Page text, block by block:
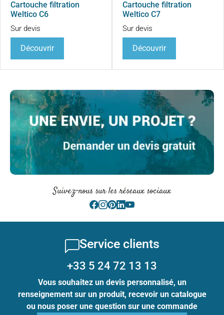
Cartouche filtration
Weltico C6
Sur devis
Découvrir
Cartouche filtration
Weltico C7
Sur devis
Découvrir
Suivez-nous sur les réseaux sociaux
Service clients
+33 5 24 72 13 13
Vous souhaitez un devis personnalisé, un
renseignement sur un produit, recevoir un catalogue
ou nous poser une question sur une commande